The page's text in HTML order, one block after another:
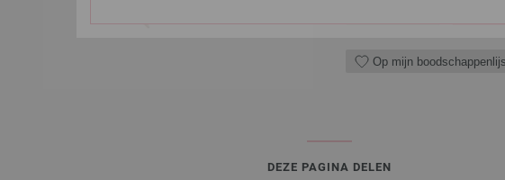
Op mijn
DEZE PAGINA DELEN